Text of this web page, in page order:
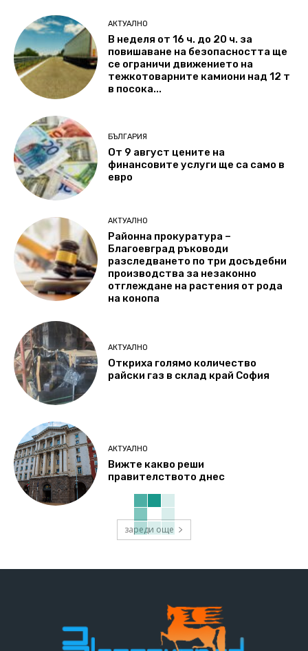
АКТУАЛНО
В неделя от 16 ч. до 20 ч. за
повишаване на безопасността ще
се ограничи движението на
тежкотоварните камиони над 12 т
в посока...
БЪЛГАРИЯ
От 9 август цените на
финансовите услуги ще са само в
евро
АКТУАЛНО
Районна прокуратура –
Благоевград ръководи
разследването по три досъдебни
производства за незаконно
отглеждане на растения от рода
на конопа
АКТУАЛНО
Откриха голямо количество
райски газ в склад край София
АКТУАЛНО
Вижте какво реши
правителството днес
зареди още